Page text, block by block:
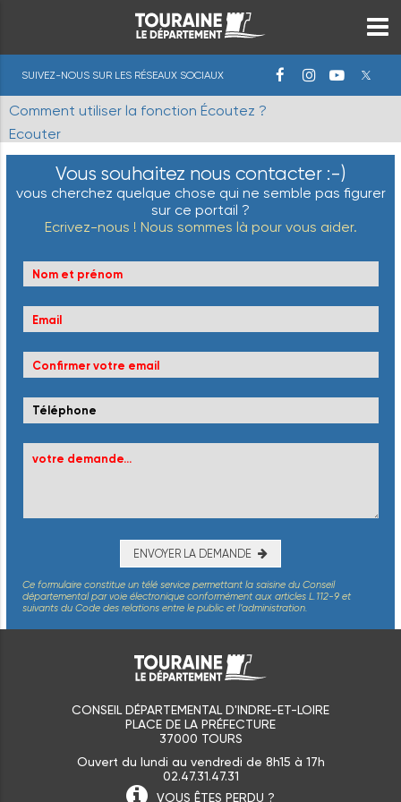
SUIVEZ-NOUS SUR LES RÉSEAUX SOCIAUX
Comment utiliser la fonction Écoutez ?
Ecouter
Vous souhaitez nous contacter :-)
vous cherchez quelque chose qui ne semble pas figurer
sur ce portail ?
Ecrivez-nous ! Nous sommes là pour vous aider.
ENVOYER LA DEMANDE
Ce formulaire constitue un télé service permettant la saisine du Conseil
départemental par voie électronique conformément aux articles L.112-9 et
suivants du Code des relations entre le public et l’administration.
CONSEIL DÉPARTEMENTAL D'INDRE-ET-LOIRE
PLACE DE LA PRÉFECTURE
37000 TOURS
Ouvert du lundi au vendredi de 8h15 à 17h
02.47.31.47.31
VOUS ÊTES PERDU ?